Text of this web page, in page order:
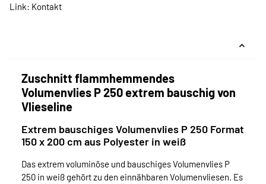
Link: Kontakt
Zuschnitt flammhemmendes
Volumenvlies P 250 extrem bauschig von
Vlieseline
Extrem bauschiges Volumenvlies P 250 Format
150 x 200 cm aus Polyester in weiß
Das extrem voluminöse und bauschiges Volumenvlies P
250 in weiß gehört zu den einnähbaren Volumenvliesen. Es